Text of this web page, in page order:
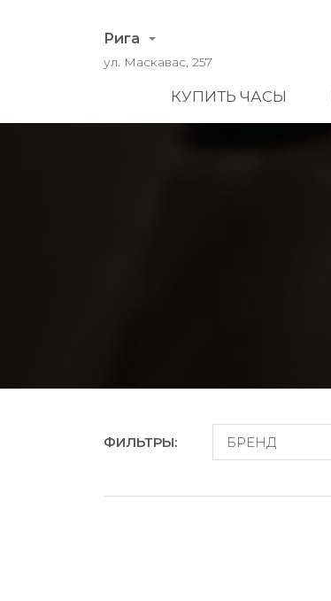
Рига
ул. Маскавас, 257
КУПИТЬ ЧАСЫ
ФИЛЬТРЫ: БРЕНД